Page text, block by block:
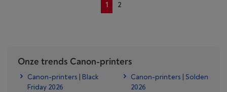
1 2
Onze trends Canon-printers
Canon-printers | Black
Friday 2026
Canon-printers | Solden
2026